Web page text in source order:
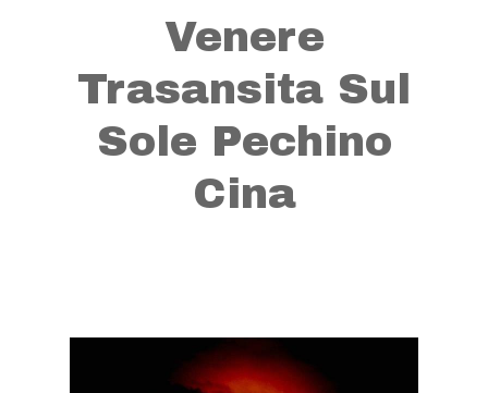
Venere
Trasansita Sul
Sole Pechino
Cina